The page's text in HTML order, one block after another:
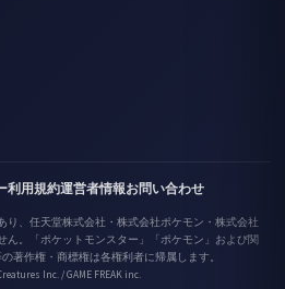
利用規約運営者情報お問い合わせ
り、任天堂株式会社・株式会社ポケモン・株式会社
ん。「ポケットモンスター」「ポケモン」および関
著作権・商標権は各権利者に帰属します。
Inc. / GAME FREAK inc.